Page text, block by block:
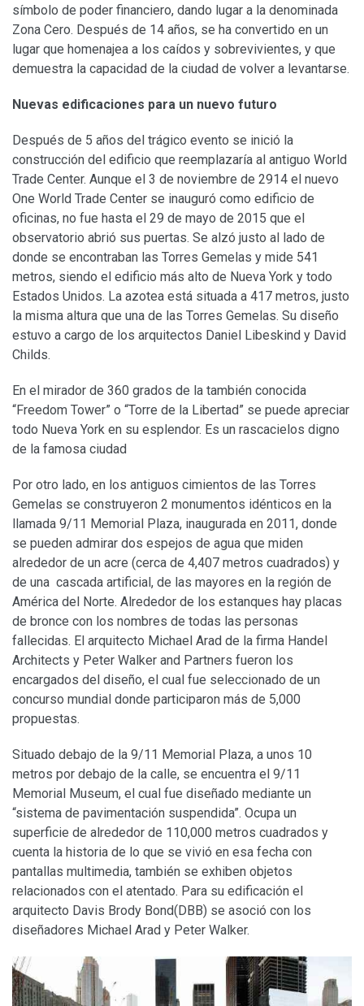
símbolo de poder financiero, dando lugar a la denominada
Zona Cero. Después de 14 años, se ha convertido en un
lugar que homenajea a los caídos y sobrevivientes, y que
demuestra la capacidad de la ciudad de volver a levantarse.
Nuevas edificaciones para un nuevo futuro
Después de 5 años del trágico evento se inició la
construcción del edificio que reemplazaría al antiguo World
Trade Center. Aunque el 3 de noviembre de 2914 el nuevo
One World Trade Center se inauguró como edificio de
oficinas, no fue hasta el 29 de mayo de 2015 que el
observatorio abrió sus puertas. Se alzó justo al lado de
donde se encontraban las Torres Gemelas y mide 541
metros, siendo el edificio más alto de Nueva York y todo
Estados Unidos. La azotea está situada a 417 metros, justo
la misma altura que una de las Torres Gemelas. Su diseño
estuvo a cargo de los arquitectos Daniel Libeskind y David
Childs.
En el mirador de 360 grados de la también conocida
“Freedom Tower” o “Torre de la Libertad” se puede apreciar
todo Nueva York en su esplendor. Es un rascacielos digno
de la famosa ciudad
Por otro lado, en los antiguos cimientos de las Torres
Gemelas se construyeron 2 monumentos idénticos en la
llamada 9/11 Memorial Plaza, inaugurada en 2011, donde
se pueden admirar dos espejos de agua que miden
alrededor de un acre (cerca de 4,407 metros cuadrados) y
de una cascada artificial, de las mayores en la región de
América del Norte. Alrededor de los estanques hay placas
de bronce con los nombres de todas las personas
fallecidas. El arquitecto Michael Arad de la firma Handel
Architects y Peter Walker and Partners fueron los
encargados del diseño, el cual fue seleccionado de un
concurso mundial donde participaron más de 5,000
propuestas.
Situado debajo de la 9/11 Memorial Plaza, a unos 10
metros por debajo de la calle, se encuentra el 9/11
Memorial Museum, el cual fue diseñado mediante un
“sistema de pavimentación suspendida”. Ocupa un
superficie de alrededor de 110,000 metros cuadrados y
cuenta la historia de lo que se vivió en esa fecha con
pantallas multimedia, también se exhiben objetos
relacionados con el atentado. Para su edificación el
arquitecto Davis Brody Bond(DBB) se asoció con los
diseñadores Michael Arad y Peter Walker.